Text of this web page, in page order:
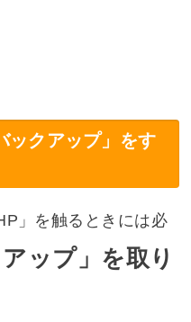
ックアップ」をす
」を触るときには必
ップ」を取り